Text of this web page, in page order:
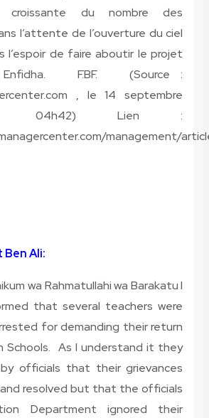
croissante du nombre des
l’attente de l’ouverture du ciel
l’espoir de faire aboutir le projet
F.BF.
(Source :
, le 14 septembre
Lien :
management/
Ali:
wa Rahmatullahi wa Barakatu I
that several teachers were
for demanding their return
Schools. As I understand it they
officials that their grievances
resolved but that the officials
Department ignored their